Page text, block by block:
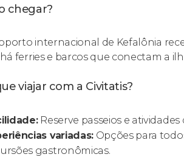
chegar?
internacional de Kefalônia
há ferries e barcos que conectam a
viajar com a Civitatis?
Reserve passeios e
variadas:Opções para
gastronômicas.